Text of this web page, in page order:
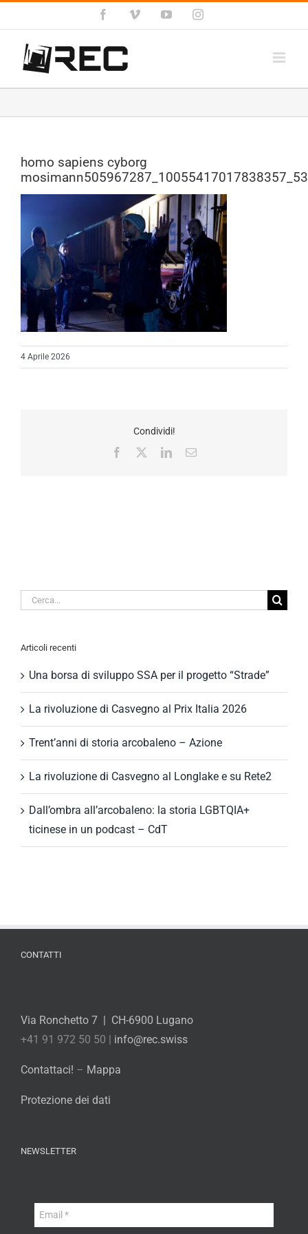
al
contenuto
FacebookVimeo YouTubeInstagram
homo sapiens cyborg
4 Aprile 2026
Condividi!
Facebook
LinkedInEmail
Cerca
Articoli recenti
Una borsa di sviluppo SSA per il progetto “Strade”
La rivoluzione di Casvegno al Prix Italia 2026
Trent’anni di storia arcobaleno – Azione
La rivoluzione di Casvegno al Longlake e su Rete2
Dall’ombra all’arcobaleno: la storia LGBTQIA+
ticinese in un podcast – CdT
CONTATTI
Via Ronchetto 7 | CH-6900 Lugano
+41 91 972 50 50 | info@rec.swiss
Contattaci! – Mappa
Protezione dei dati
NEWSLETTER